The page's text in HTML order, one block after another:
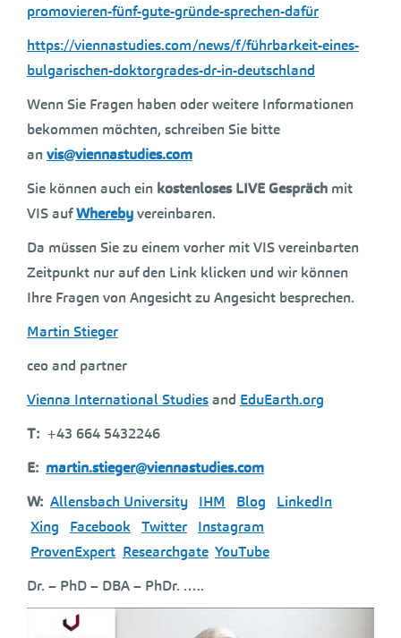
promovieren-fünf-gute-gründe-sprechen-dafür
https://viennastudies.com/news/f/führbarkeit-eines-
bulgarischen-doktorgrades-dr-in-deutschland
Wenn Sie Fragen haben oder weitere Informationen
bekommen möchten, schreiben Sie bitte
an vis@viennastudies.com
Sie können auch ein kostenloses LIVE Gespräch mit
VIS aufWherebyvereinbaren.
Da müssen Sie zu einem vorher mit VIS vereinbarten
Zeitpunkt nur auf den Link klicken und wir können
Ihre Fragen von Angesicht zu Angesicht besprechen.
Martin Stieger
ceo and partner
Vienna International Studiesand EduEarth.org
T: +43 664 5432246
E: martin.stieger@viennastudies.com
W: Allensbach University IHM Blog
LinkedIn
Xing
Facebook Twitter
Instagram
ProvenExpert Researchgate YouTube
Dr. – PhD – DBA – PhDr. …..